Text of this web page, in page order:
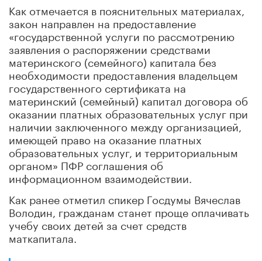
Как отмечается в пояснительных материалах,
закон направлен на предоставление
«государственной услуги по рассмотрению
заявления о распоряжении средствами
материнского (семейного) капитала без
необходимости предоставления владельцем
государственного сертификата на
материнский (семейный) капитал договора об
оказании платных образовательных услуг при
наличии заключенного между организацией,
имеющей право на оказание платных
образовательных услуг, и территориальным
органом» ПФР соглашения об
информационном взаимодействии.
Как ранее отметил спикер Госдумы Вячеслав
Володин, гражданам станет проще оплачивать
учебу своих детей за счет средств
маткапитала.